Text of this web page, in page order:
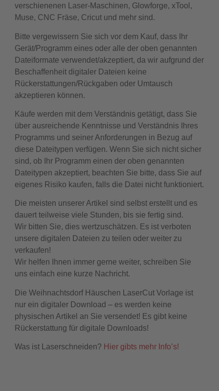
verschienenen Laser-Maschinen, Glowforge, xTool,
Muse, CNC Fräse, Cricut und mehr sind.
Bitte vergewissern Sie sich vor dem Kauf, dass Ihr
Gerät/Programm eines oder alle der oben genannten
Dateiformate verwendet/akzeptiert, da wir aufgrund der
Beschaffenheit digitaler Dateien keine
Rückerstattungen/Rückgaben oder Umtausch
akzeptieren können.
Käufe werden mit dem Verständnis getätigt, dass Sie
über ausreichende Kenntnisse und Verständnis Ihres
Programms und seiner Anforderungen in Bezug auf
diese Dateitypen verfügen. Wenn Sie sich nicht sicher
sind, ob Ihr Programm einen der oben genannten
Dateitypen akzeptiert, beachten Sie bitte, dass Sie auf
eigenes Risiko kaufen, falls die Datei nicht funktioniert.
Die meisten unserer Artikel sind selbst erstellt und es
dauert teilweise viele Stunden, bis sie fertig sind.
Wir bitten Sie, dies wertzuschätzen. Es ist verboten
unsere digitalen Dateien zu teilen oder weiter zu
verkaufen!
Wir helfen Ihnen immer gerne weiter, schreiben Sie
uns einfach eine kurze Nachricht.
Die Weihnachtsdorf Häuschen LaserCut Vorlage ist
nur ein digitaler Download – es werden keine
physischen Artikel an Sie versendet! Es gibt keine
Rückerstattung für digitale Downloads!
Was ist Laserschneiden? Hier gibts mehr Info’s!